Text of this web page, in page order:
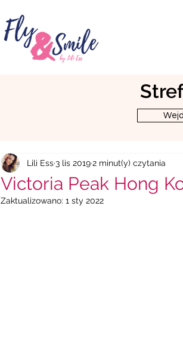
Victoria Peak Hong
Lili Ess3 lis 20192 minut(y) czytania
Zaktualizowano: 1 sty 2022